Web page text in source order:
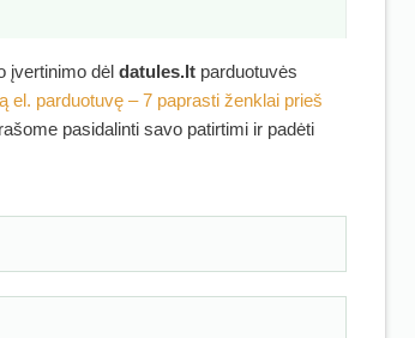
įvertinimo dėl datules.lt parduotuvės
el. parduotuvę – 7 paprasti ženklai prieš
pasidalinti savo patirtimi ir padėti